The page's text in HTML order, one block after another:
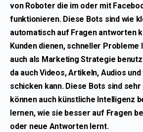
von Roboter die im oder mit
funktionieren. Diese Bots sind wie
automatisch auf Fragen antworten
Kunden dienen, schneller Probleme
auch als Marketing Strategie
da auch Videos, Artikeln, Audios
schicken kann. Diese Bots sind
können auch künstliche Intelligenz
lernen, wie sie besser auf Fragen
oder neue Antworten lernt.